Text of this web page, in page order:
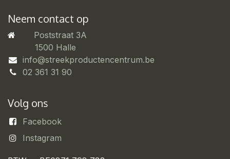
Neem contact op
Poststraat 3A
​1500 Halle
info@streekproductencentrum.be
02 361 31 90
Volg ons
Facebook
Instagram